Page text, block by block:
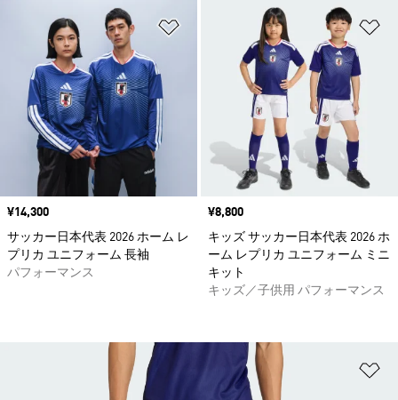
ほしいものリストに追加
価格
¥14,300
サッカー日本代表 2026 ホーム レ
プリカ ユニフォーム 長袖
パフォーマンス
価格
¥8,800
キッズ サッカー日本代表 2026 ホ
ーム レプリカ ユニフォーム ミニ
キット
キッズ／子供用 パフォーマンス